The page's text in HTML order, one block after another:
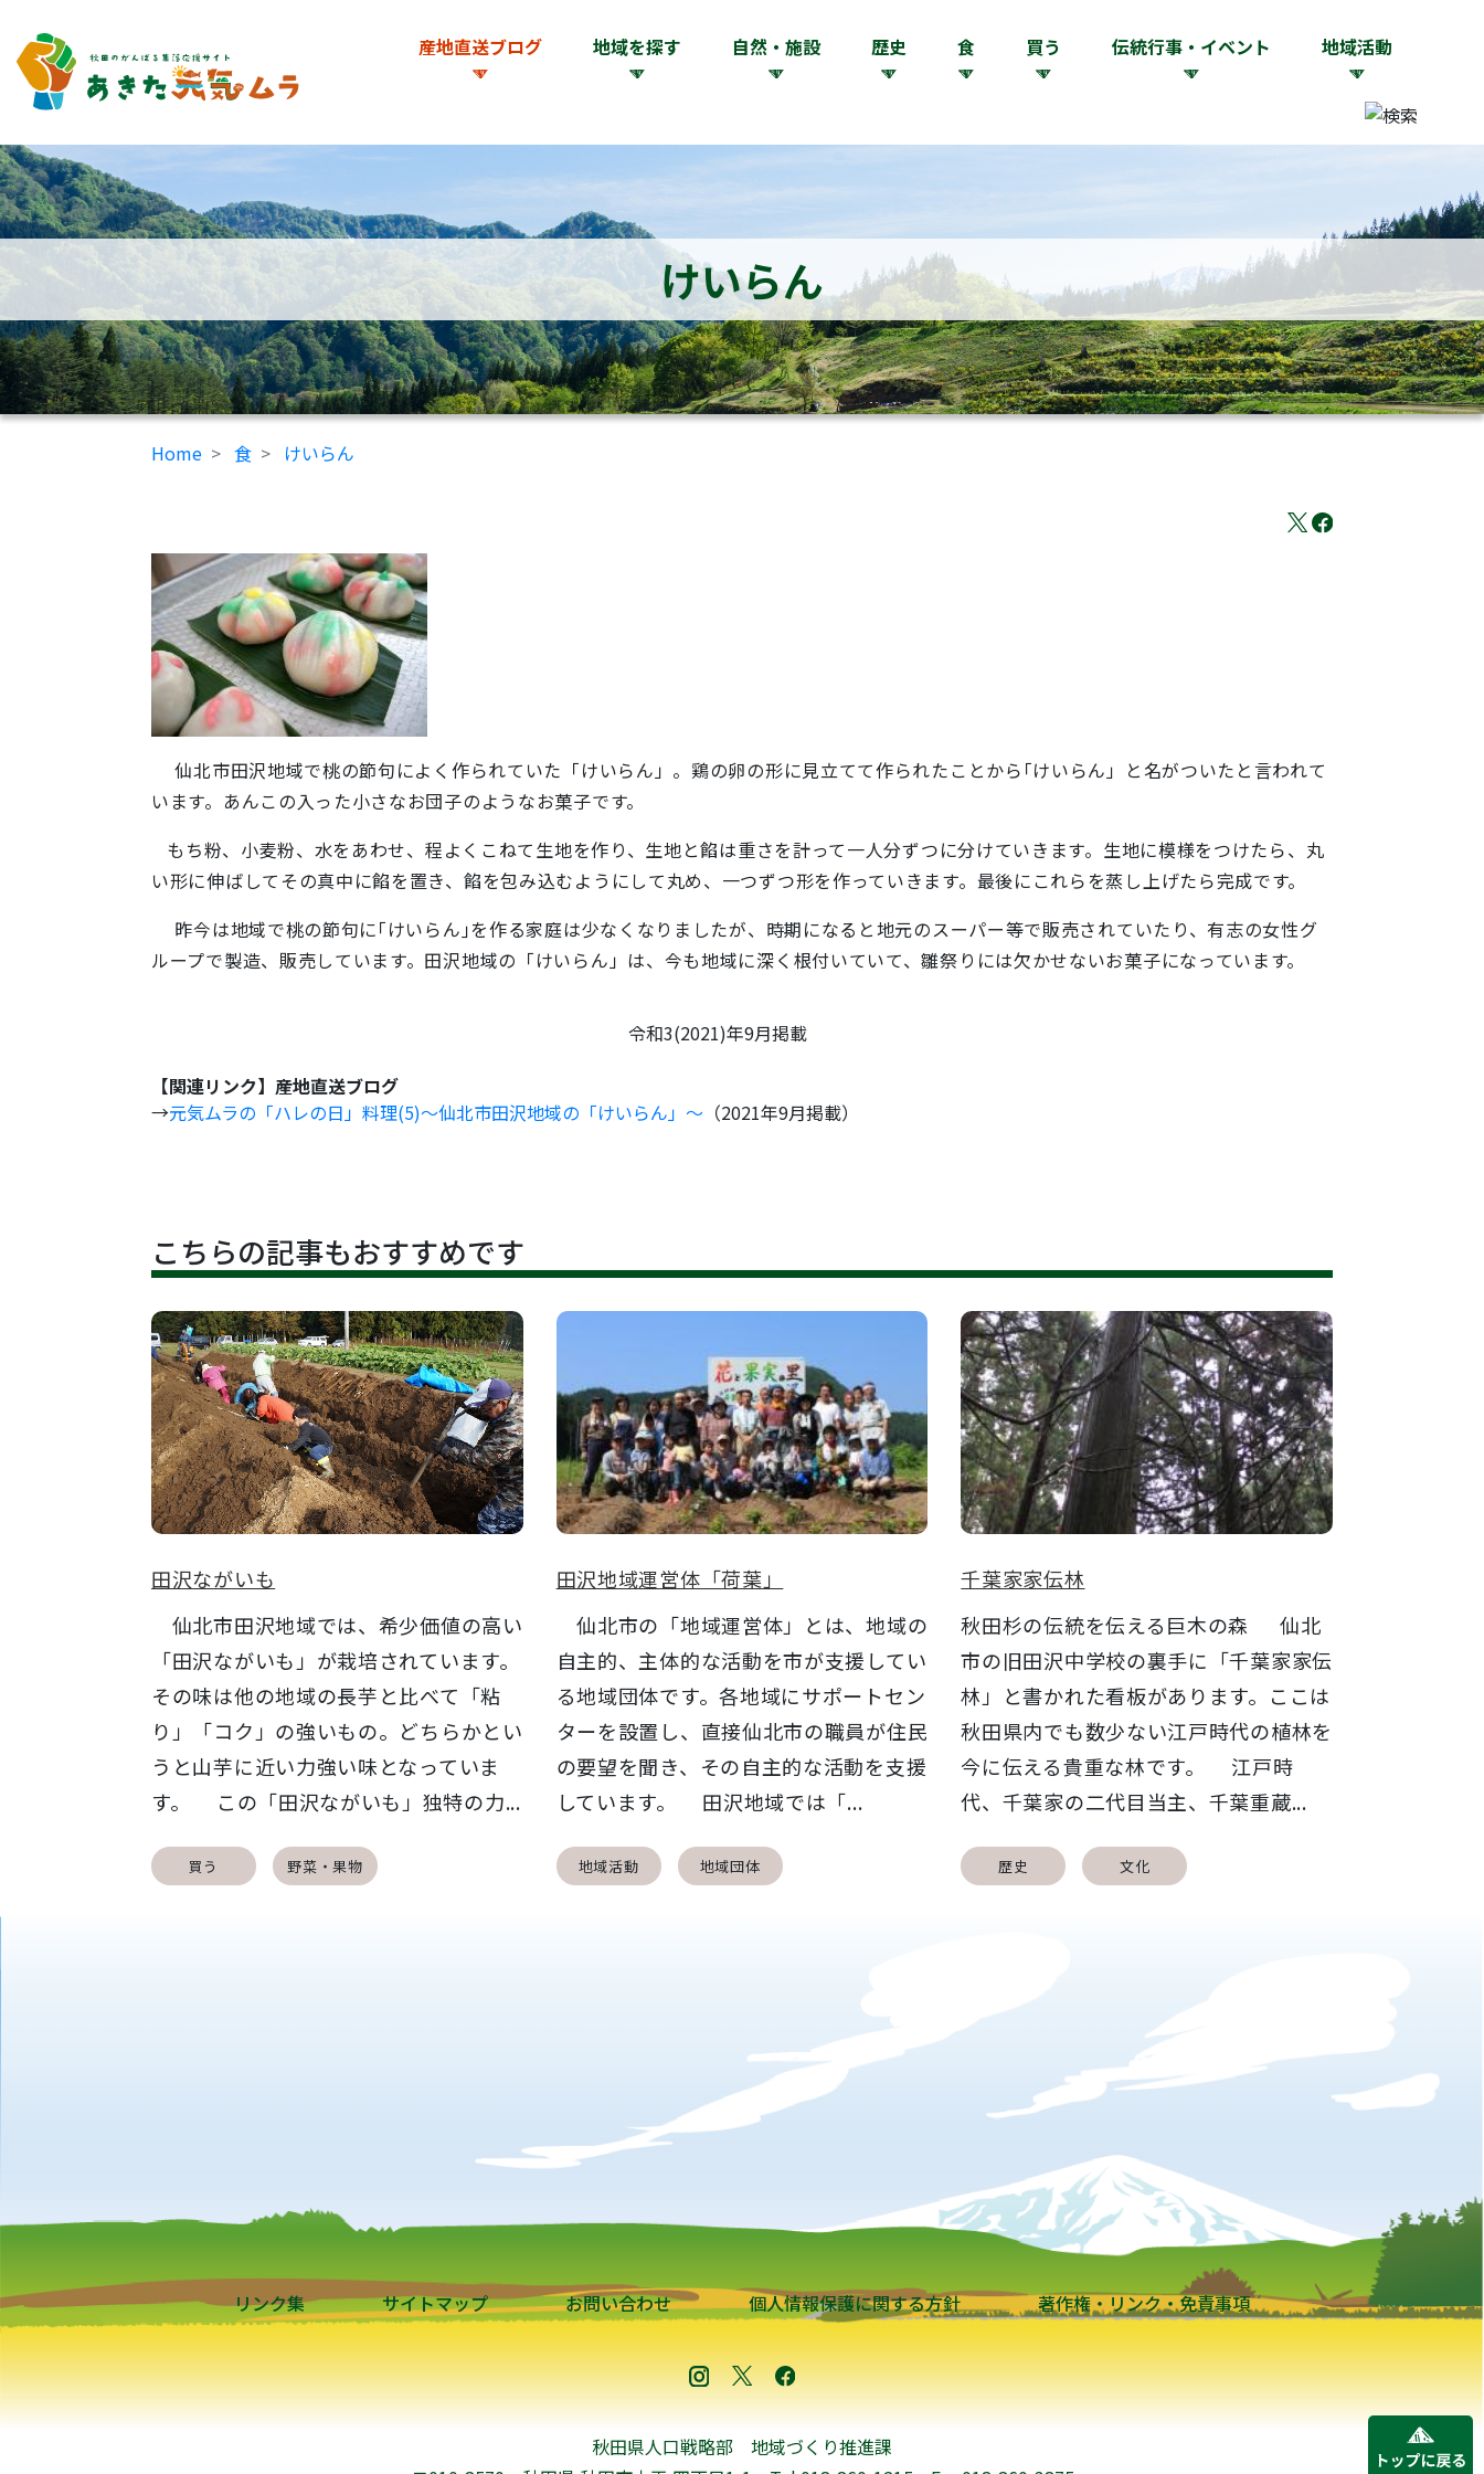
産地直送ブログ 地域を探す 自然・施設 歴史 食 買う 伝統行事・イベント 地域活動
けいらん
Home 食 けいらん
仙北市田沢地域で桃の節句によく作られていた「けいらん」。鶏の卵の形に見立てて作られたことから｢けいらん」と名がついたと言われて
います。あんこの入った小さなお団子のようなお菓子です。
もち粉、小麦粉、水をあわせ、程よくこねて生地を作り、生地と餡は重さを計って一人分ずつに分けていきます。生地に模様をつけたら、丸
い形に伸ばしてその真中に餡を置き、餡を包み込むようにして丸め、一つずつ形を作っていきます。最後にこれらを蒸し上げたら完成です。
昨今は地域で桃の節句に｢けいらん｣を作る家庭は少なくなりましたが、時期になると地元のスーパー等で販売されていたり、有志の女性グ
ループで製造、販売しています。田沢地域の「けいらん」は、今も地域に深く根付いていて、雛祭りには欠かせないお菓子になっています。
令和3(2021)年9月掲載
【関連リンク】産地直送ブログ
→元気ムラの「ハレの日」料理(5)～仙北市田沢地域の「けいらん」～ （2021年9月掲載）
こちらの記事もおすすめです
田沢ながいも
仙北市田沢地域では、希少価値の高い
「田沢ながいも」が栽培されています。
その味は他の地域の長芋と比べて「粘
り」「コク」の強いもの。どちらかとい
うと山芋に近い力強い味となっていま
す。 この「田沢ながいも」独特の力...
買う 野菜・果物
田沢地域運営体「荷葉」
仙北市の「地域運営体」とは、地域の
自主的、主体的な活動を市が支援してい
る地域団体です。各地域にサポートセン
ターを設置し、直接仙北市の職員が住民
の要望を聞き、その自主的な活動を支援
しています。 田沢地域では「...
地域活動 地域団体
千葉家家伝林
秋田杉の伝統を伝える巨木の森 仙北
市の旧田沢中学校の裏手に「千葉家家伝
林」と書かれた看板があります。ここは
秋田県内でも数少ない江戸時代の植林を
今に伝える貴重な林です。 江戸時
代、千葉家の二代目当主、千葉重蔵...
歴史 文化
リンク集 サイトマップ お問い合わせ 個人情報保護に関する方針 著作権・リンク・免責事項
秋田県人口戦略部 地域づくり推進課